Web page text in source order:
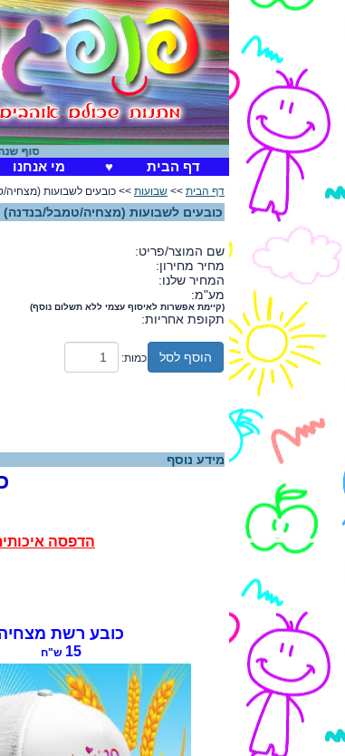
סוף שנה /
דף הבית ♥ מי אנחנו
דף הבית >> שבועות >> כובעים לשבועות
כובעים לשבועות (מצחיה/טמבל/בנדנה)
שם המוצר/פריט:
מחיר מחירון:
המחיר שלנו:
מע"מ:
(קיימת אפשרות לאיסוף עצמי ללא תשלום נוסף)
תקופת אחריות:
הוסף לסל כמות:
מידע נוסף
הדפסה
כובע רשת
15 ש"ח